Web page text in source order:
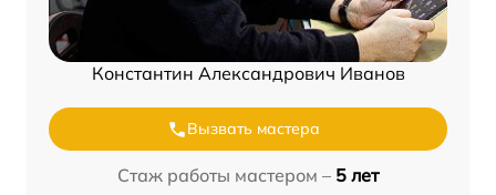
Константин Александрович Иванов
Вызвать мастера
Стаж работы мастером – 5 лет